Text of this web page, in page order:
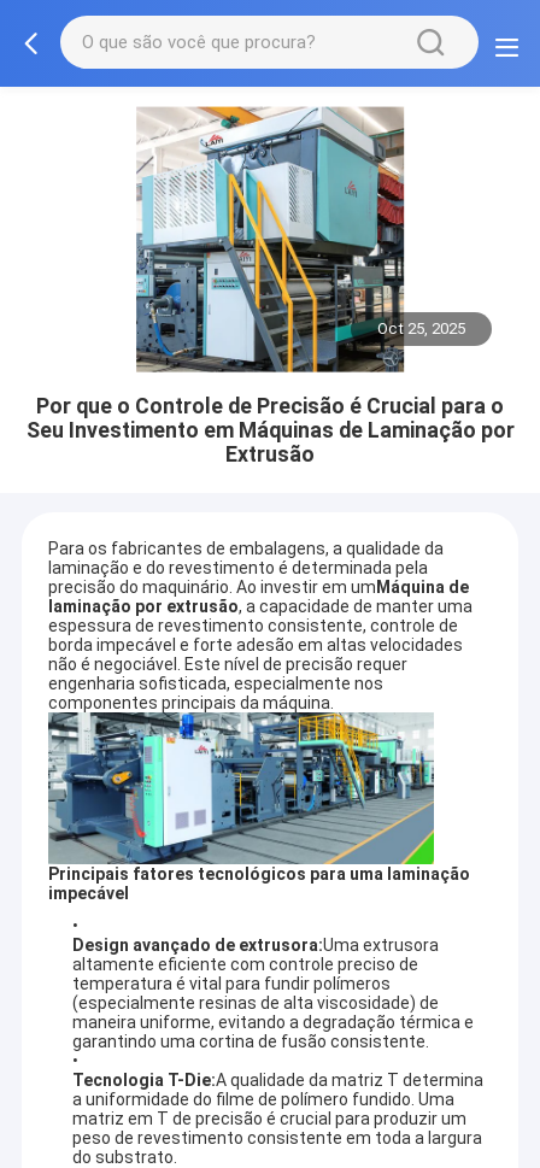
Oct 25, 2025
Por que o Controle de Precisão é Crucial para o
Seu Investimento em Máquinas de Laminação por
Extrusão
Para os fabricantes de embalagens, a qualidade da
laminação e do revestimento é determinada pela
precisão do maquinário. Ao investir em um Máquina de
laminação por extrusão, a capacidade de manter uma
espessura de revestimento consistente, controle de
borda impecável e forte adesão em altas velocidades
não é negociável. Este nível de precisão requer
engenharia sofisticada, especialmente nos
componentes principais da máquina.
Principais fatores tecnológicos para uma laminação
impecável
Design avançado de extrusora:Uma extrusora
altamente eficiente com controle preciso de
temperatura é vital para fundir polímeros
(especialmente resinas de alta viscosidade) de
maneira uniforme, evitando a degradação térmica e
garantindo uma cortina de fusão consistente.
Tecnologia T-Die:A qualidade da matriz T determina
a uniformidade do filme de polímero fundido. Uma
matriz em T de precisão é crucial para produzir um
peso de revestimento consistente em toda a largura
do substrato.